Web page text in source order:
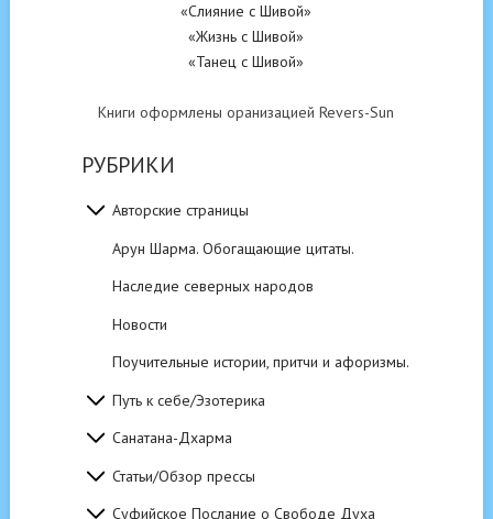
«Слияние с Шивой»
«Жизнь с Шивой»
«Танец с Шивой»
Книги оформлены оранизацией Revers-Sun
РУБРИКИ
Авторские страницы
Арун Шарма. Обогащающие цитаты.
Наследие северных народов
Новости
Поучительные истории, притчи и афоризмы.
Путь к себе/Эзотерика
Санатана-Дхарма
Статьи/Обзор прессы
Суфийское Послание о Свободе Духа